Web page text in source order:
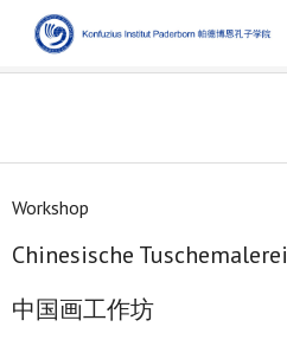
Sprache语言
Workshop
Chinesische Tuschemalerei
中国画工作坊